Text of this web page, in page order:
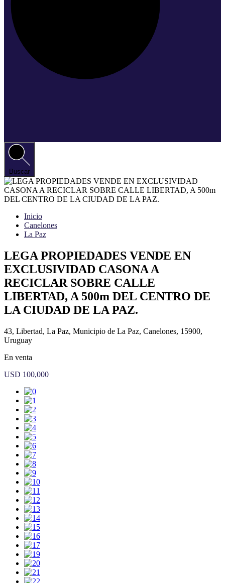
Buscar
Inicio
Canelones
La Paz
LEGA PROPIEDADES VENDE EN
EXCLUSIVIDAD CASONA A
RECICLAR SOBRE CALLE
LIBERTAD, A 500m DEL CENTRO DE
LA CIUDAD DE LA PAZ.
43, Libertad, La Paz, Municipio de La Paz, Canelones, 15900,
Uruguay
En venta
USD 100,000